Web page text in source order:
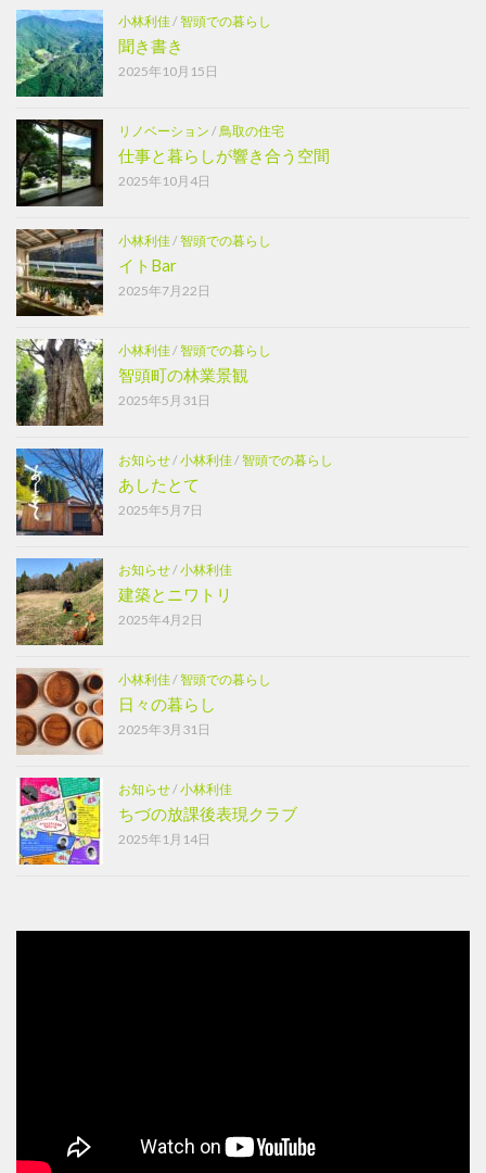
小林利佳/智頭での暮らし
聞き書き
2025年10月15日
リノベーション /鳥取の住宅
仕事と暮らしが響き合う空間
2025年10月4日
小林利佳/智頭での暮らし
イトBar
2025年7月22日
小林利佳/智頭での暮らし
智頭町の林業景観
2025年5月31日
お知らせ/小林利佳/智頭での暮らし
あしたとて
2025年5月7日
お知らせ/小林利佳
建築とニワトリ
2025年4月2日
小林利佳/智頭での暮らし
日々の暮らし
2025年3月31日
お知らせ/小林利佳
ちづの放課後表現クラブ
2025年1月14日